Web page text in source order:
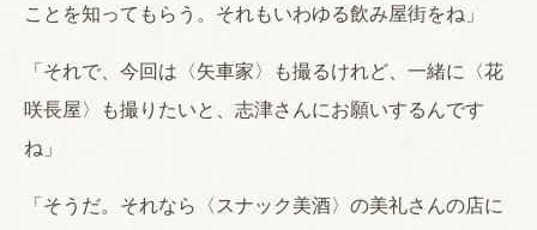
ことを知ってもらう。それもいわゆる飲み屋街をね」
「それで、今回は〈矢車家〉も撮るけれど、一緒に〈花
咲長屋〉も撮りたいと、志津さんにお願いするんです
ね」
「そうだ。それなら〈スナック美酒〉の美礼さんの店に